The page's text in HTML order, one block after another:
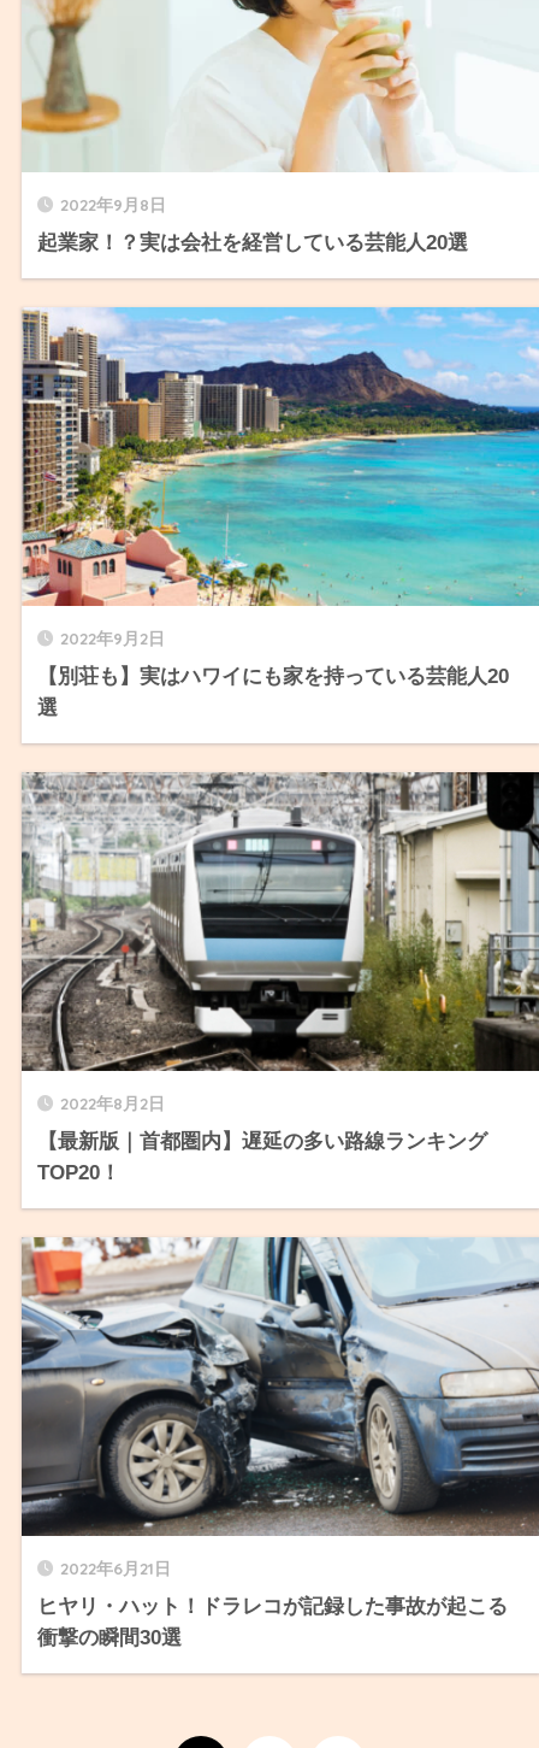
2022年9月8日
起業家！？実は会社を経営している芸能人20選
2022年9月2日
【別荘も】実はハワイにも家を持っている芸能人20
選
2022年8月2日
【最新版｜首都圏内】遅延の多い路線ランキング
TOP20！
2022年6月21日
ヒヤリ・ハット！ドラレコが記録した事故が起こる
衝撃の瞬間30選